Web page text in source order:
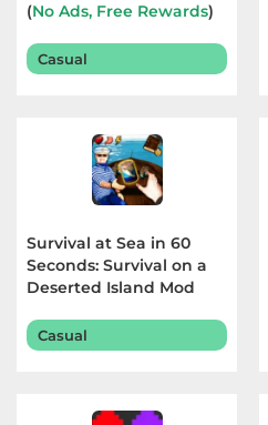
(No Ads, Free Rewards)
Casual
Survival at Sea in 60
Seconds: Survival on a
Deserted Island Mod
Rewards
Casual